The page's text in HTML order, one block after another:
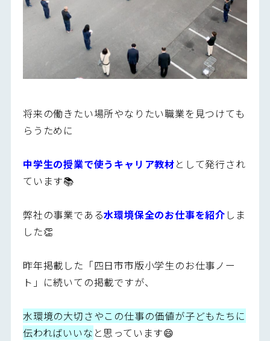
将来の働きたい場所やなりたい職業を見つけても
らうために
中学生の授業で使うキャリア教材として発行され
ています📚
弊社の事業である水環境保全のお仕事を紹介 しま
した👏
昨年掲載した「四日市市版小学生のお仕事ノー
ト」に続いての掲載ですが、
水環境の大切さやこの仕事の価値が子どもたちに
伝わればいいな と思っています😄